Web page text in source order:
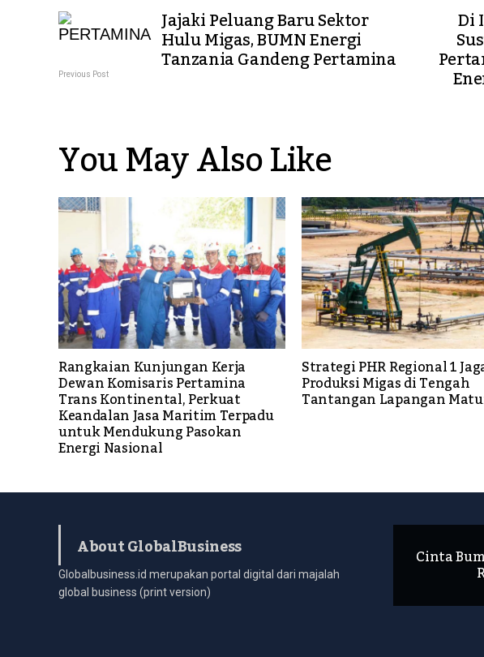
Jajaki Peluang Baru Sektor
Hulu Migas, BUMN Energi
Tanzania Gandeng Pertamina
Previous Post
Di
You May Also Like
Rangkaian Kunjungan Kerja
Dewan Komisaris Pertamina
Trans Kontinental, Perkuat
Keandalan Jasa Maritim Terpadu
untuk Mendukung Pasokan
Energi Nasional
Strategi PHR Regional 1
Produksi Migas di Tengah
Tantangan Lapangan
About GlobalBusiness
Globalbusiness.id merupakan portal digital dari majalah
global business (print version)
Cinta